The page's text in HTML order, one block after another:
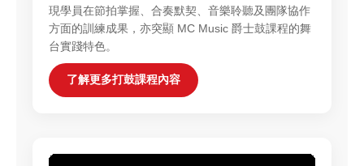
現學員在節拍掌握、合奏默契、音樂聆聽及團隊協作
方面的訓練成果，亦突顯 MC Music 爵士鼓課程的舞
台實踐特色。
了解更多打鼓課程內容